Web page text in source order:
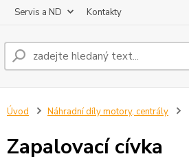
Servis a ND Kontakty
Úvod Náhradní díly motory, centrály
Zapalovací cívka